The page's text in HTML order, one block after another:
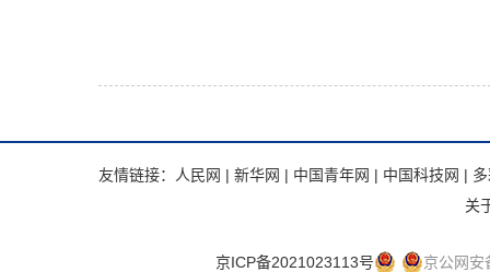
友情链接： 人民网 | 新华网 | 中国青年网 | 中国科技网 |
关
京ICP备2021023113号
京公网